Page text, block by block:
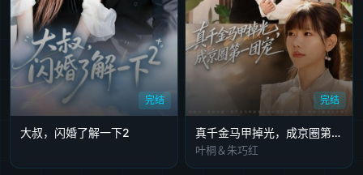
完结
大叔，闪婚了解一下2
完结
真千金马甲掉光，成京圈第一团宠
叶桐＆朱巧红